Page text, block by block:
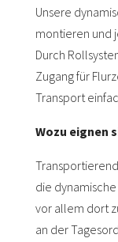
Unsere
montieren und
Durch
Zugang für
Transport
Wozu eignen
die
vor allem dort
an der